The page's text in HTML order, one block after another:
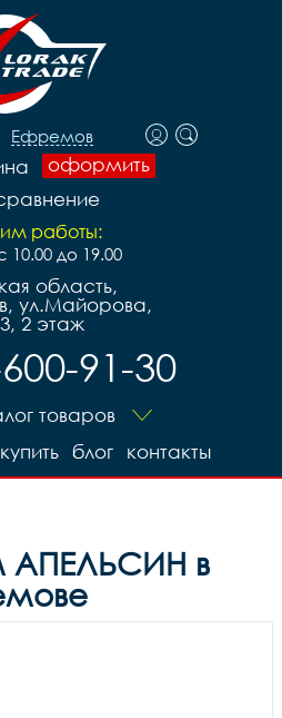
Ефремов
оформить
работы:
10.00 до 19.00
область,
ул.Майорова,
2 этаж
91-30
товаров
контакты
блог
АПЕЛЬСИН в